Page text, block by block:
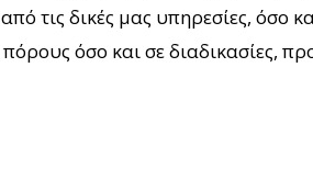
τις δικές μας υπηρεσίες, όσο
όσο και σε διαδικασίες,